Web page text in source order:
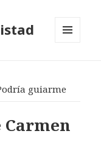
guiarme